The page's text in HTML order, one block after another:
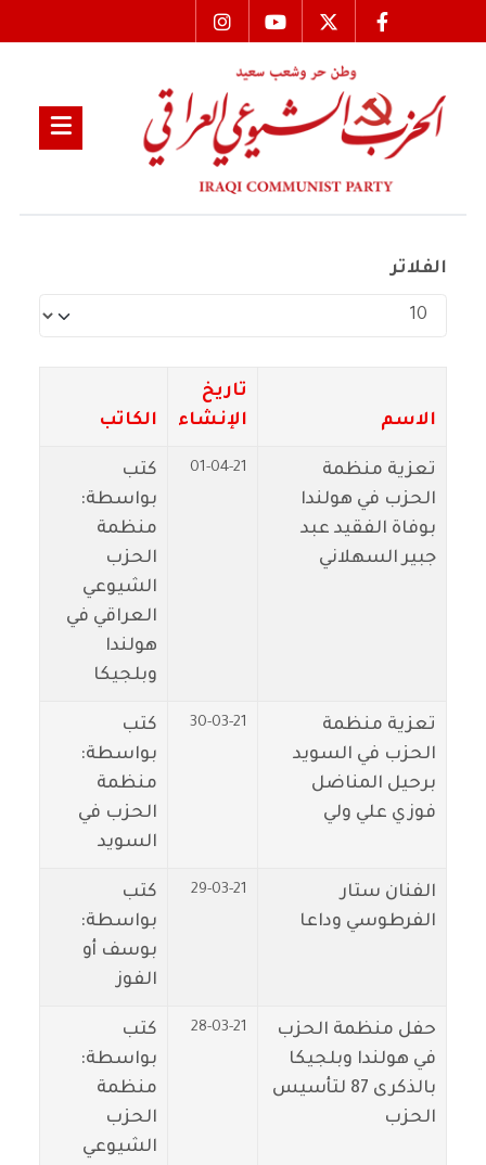
الفلاتر
عدد الإظهارات:
الاسم
تاريخ
الإنشاء
الكاتب
تعزية منظمة
الحزب في هولندا
بوفاة الفقيد عبد
جبير السهلاني
01-04-21
كتب
بواسطة:
منظمة
الحزب
الشيوعي
العراقي في
هولندا
وبلجيكا
تعزية منظمة
الحزب في السويد
برحيل المناضل
فوزي علي ولي
30-03-21
كتب
بواسطة:
منظمة
الحزب في
السويد
الفنان ستار
الفرطوسي وداعا
29-03-21
كتب
بواسطة:
بوسف أو
الفوز
حفل منظمة الحزب
في هولندا وبلجيكا
بالذكرى 87 لتأسيس
الحزب
28-03-21
كتب
بواسطة:
منظمة
الحزب
الشيوعي